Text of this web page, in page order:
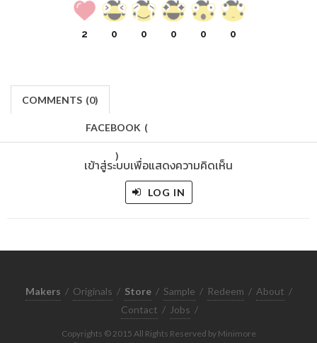
2 0 0 0 0 0
COMMENTS (0)
FACEBOOK (
)
เข้าสู่ระบบเพื่อแสดงความคิดเห็น
LOG IN
Makers / Originals / Store / Sample / Redeem / About /
Contact / Jobs /
Copyrights © 2015 All Rights Reserved by Minimore